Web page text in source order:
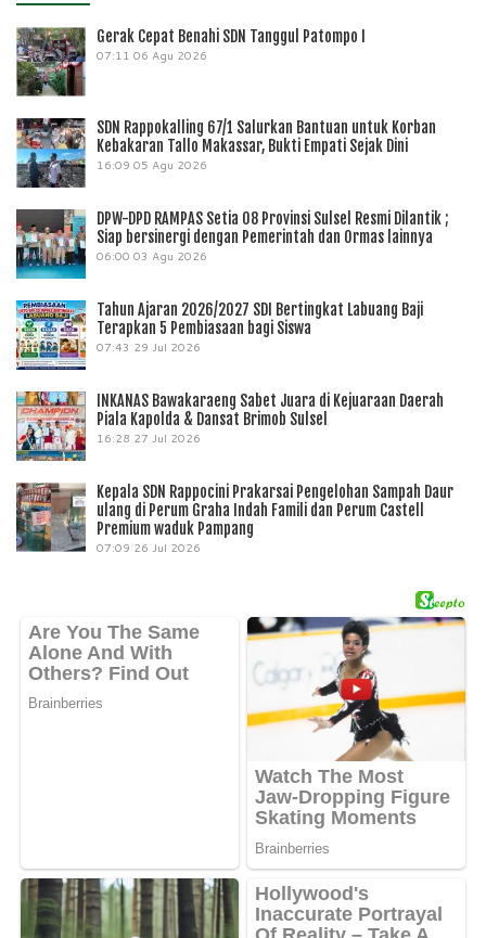
Gerak Cepat Benahi SDN Tanggul Patompo I
07:11 06 Agu 2026
SDN Rappokalling 67/1 Salurkan Bantuan untuk Korban
Kebakaran Tallo Makassar, Bukti Empati Sejak Dini
16:09 05 Agu 2026
DPW-DPD RAMPAS Setia 08 Provinsi Sulsel Resmi Dilantik ;
Siap bersinergi dengan Pemerintah dan Ormas lainnya
06:00 03 Agu 2026
Tahun Ajaran 2026/2027 SDI Bertingkat Labuang Baji
Terapkan 5 Pembiasaan bagi Siswa
07:43 29 Jul 2026
INKANAS Bawakaraeng Sabet Juara di Kejuaraan Daerah
Piala Kapolda & Dansat Brimob Sulsel
16:28 27 Jul 2026
Kepala SDN Rappocini Prakarsai Pengelohan Sampah Daur
ulang di Perum Graha Indah Famili dan Perum Castell
Premium waduk Pampang
07:09 26 Jul 2026